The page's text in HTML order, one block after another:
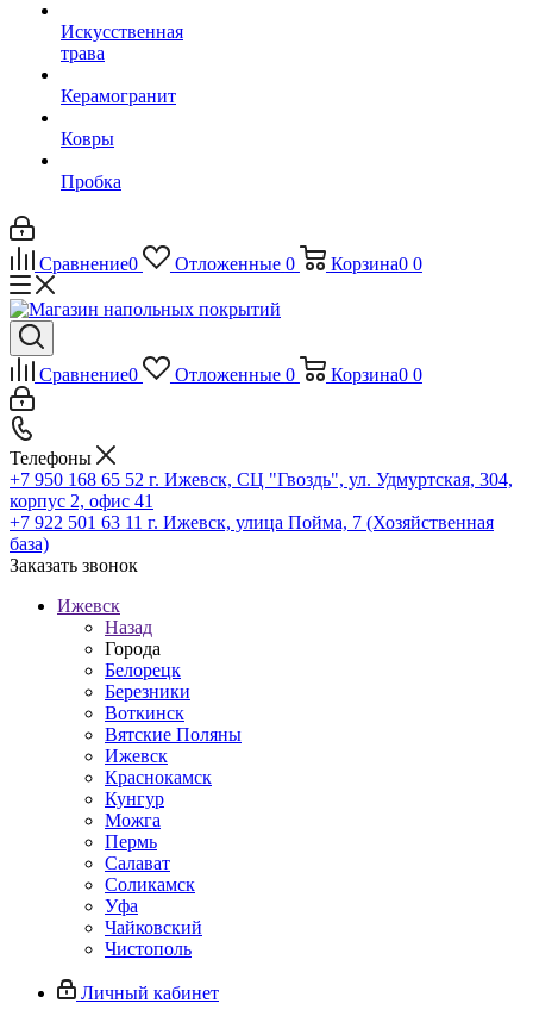
Искусственная
трава
Керамогранит
Ковры
Пробка
Сравнение0 Отложенные 0 Корзина0 0
Сравнение0 Отложенные 0 Корзина0 0
Телефоны
+7 950 168 65 52 г. Ижевск, СЦ "Гвоздь", ул. Удмуртская, 304,
корпус 2, офис 41
+7 922 501 63 11 г. Ижевск, улица Пойма, 7 (Хозяйственная
база)
Заказать звонок
Ижевск
Назад
Города
Белорецк
Березники
Воткинск
Вятские Поляны
Ижевск
Краснокамск
Кунгур
Можга
Пермь
Салават
Соликамск
Уфа
Чайковский
Чистополь
Личный кабинет